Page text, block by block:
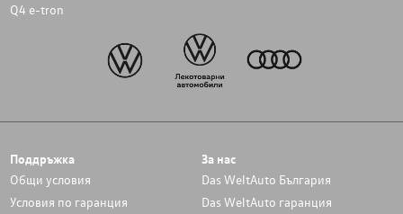
Q4 e-tron
Поддръжка
Общи условия
Условия по гаранция
За нас
Das WeltAuto България
Das WeltAuto гаранция